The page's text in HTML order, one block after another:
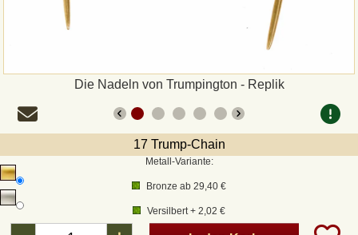
Die Nadeln von Trumpington - Replik
17 Trump-Chain
Metall-Variante:
Bronze ab 29,40 €
Versilbert + 2,02 €
Versandarten und Retouren
UPS
DHL Paket
DPD